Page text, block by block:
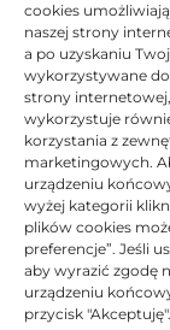
cookies
naszej strony
a po uzyskaniu
wykorzystywane
strony
wykorzystuje
korzystania z
marketingowych.
urządzeniu
wyżej kategorii
plików cookies
preferencje”. Jeśli
aby wyrazić zgodę
urządzeniu
przycisk
Usługi
Przemysł
Moto
Tech
Sport &
Uroda &
Lifestyle